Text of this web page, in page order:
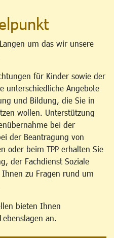
um das wir unsere
für Kinder sowie der
unterschiedliche Angebote
und Bildung, die Sie in
wollen. Unterstützung
bei der
der Beantragung von
oder beim TPP erhalten Sie
der Fachdienst Soziale
zu Fragen rund um
bieten Ihnen
an.